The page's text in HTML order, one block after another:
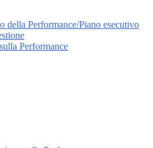
della Performance/Piano esecutivo
Performance